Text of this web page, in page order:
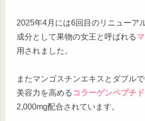
2025年4月には6回目のリニューア
成分として果物の女王と呼ばれる
用されました。
またマンゴスチンエキスとダブル
美容力を高める コラーゲンペプチド
2,000mg配合されています。